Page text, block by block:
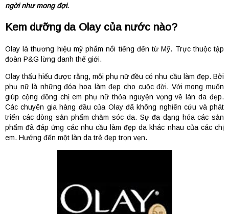
ngời như mong đợi.
Kem dưỡng da Olay của nước nào?
Olay là thương hiệu mỹ phẩm nổi tiếng đến từ Mỹ. Trực thuộc tập
đoàn P&G lừng danh thế giới.
Olay thấu hiểu được rằng, mỗi phụ nữ đều có nhu cầu làm đẹp. Bởi
phụ nữ là những đóa hoa làm đẹp cho cuộc đời. Với mong muốn
giúp cộng đồng chị em phụ nữ thỏa nguyện vọng về làn da đẹp.
Các chuyên gia hàng đầu của Olay đã không nghiên cứu và phát
triển các dòng sản phẩm chăm sóc da. Sự đa dạng hóa các sản
phẩm đã đáp ứng các nhu cầu làm đẹp da khác nhau của các chị
em. Hướng đến một làn da trẻ đẹp trọn vẹn.